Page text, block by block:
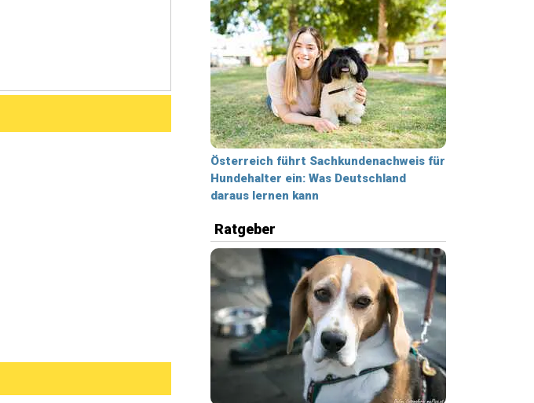
Österreich führt Sachkundenachweis für
Hundehalter ein: Was Deutschland
daraus lernen kann
Ratgeber